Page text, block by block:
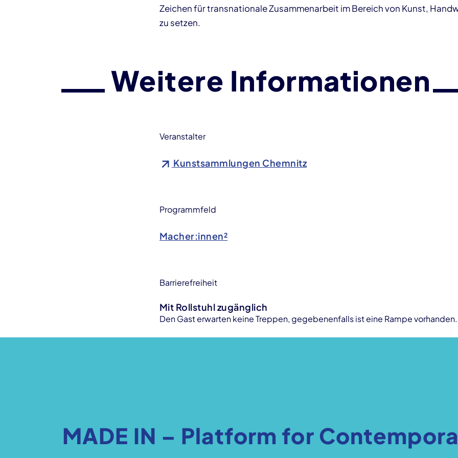
Zeichen für transnationale Zusammenarbeit im Bereich von Kunst,
zu setzen.
Weitere Informationen
Veranstalter
Kunstsammlungen Chemnitz
Programmfeld
Macher:innen²
Barrierefreiheit
Mit Rollstuhl zugänglich
Den Gast erwarten keine Treppen, gegebenenfalls ist eine Rampe vorhanden.
MADE IN – Platform for